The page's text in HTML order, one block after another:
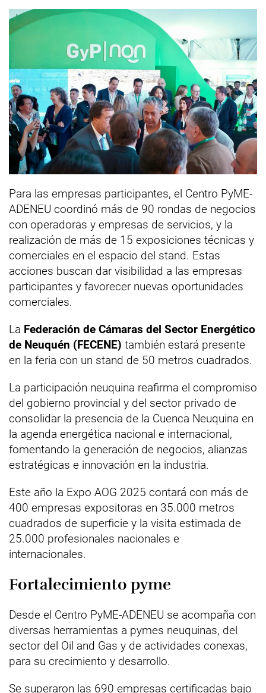
Para las empresas participantes, el Centro PyME-
ADENEU coordinó más de 90 rondas de negocios
con operadoras y empresas de servicios, y la
realización de más de 15 exposiciones técnicas y
comerciales en el espacio del stand. Estas
acciones buscan dar visibilidad a las empresas
participantes y favorecer nuevas oportunidades
comerciales.
La Federación de Cámaras del Sector Energético
de Neuquén (FECENE) también estará presente
en la feria con un stand de 50 metros cuadrados.
La participación neuquina reafirma el compromiso
del gobierno provincial y del sector privado de
consolidar la presencia de la Cuenca Neuquina en
la agenda energética nacional e internacional,
fomentando la generación de negocios, alianzas
estratégicas e innovación en la industria.
Este año la Expo AOG 2025 contará con más de
400 empresas expositoras en 35.000 metros
cuadrados de superficie y la visita estimada de
25.000 profesionales nacionales e
internacionales.
Fortalecimiento pyme
Desde el Centro PyME-ADENEU se acompaña con
diversas herramientas a pymes neuquinas, del
sector del Oil and Gas y de actividades conexas,
para su crecimiento y desarrollo.
Se superaron las 690 empresas certificadas bajo